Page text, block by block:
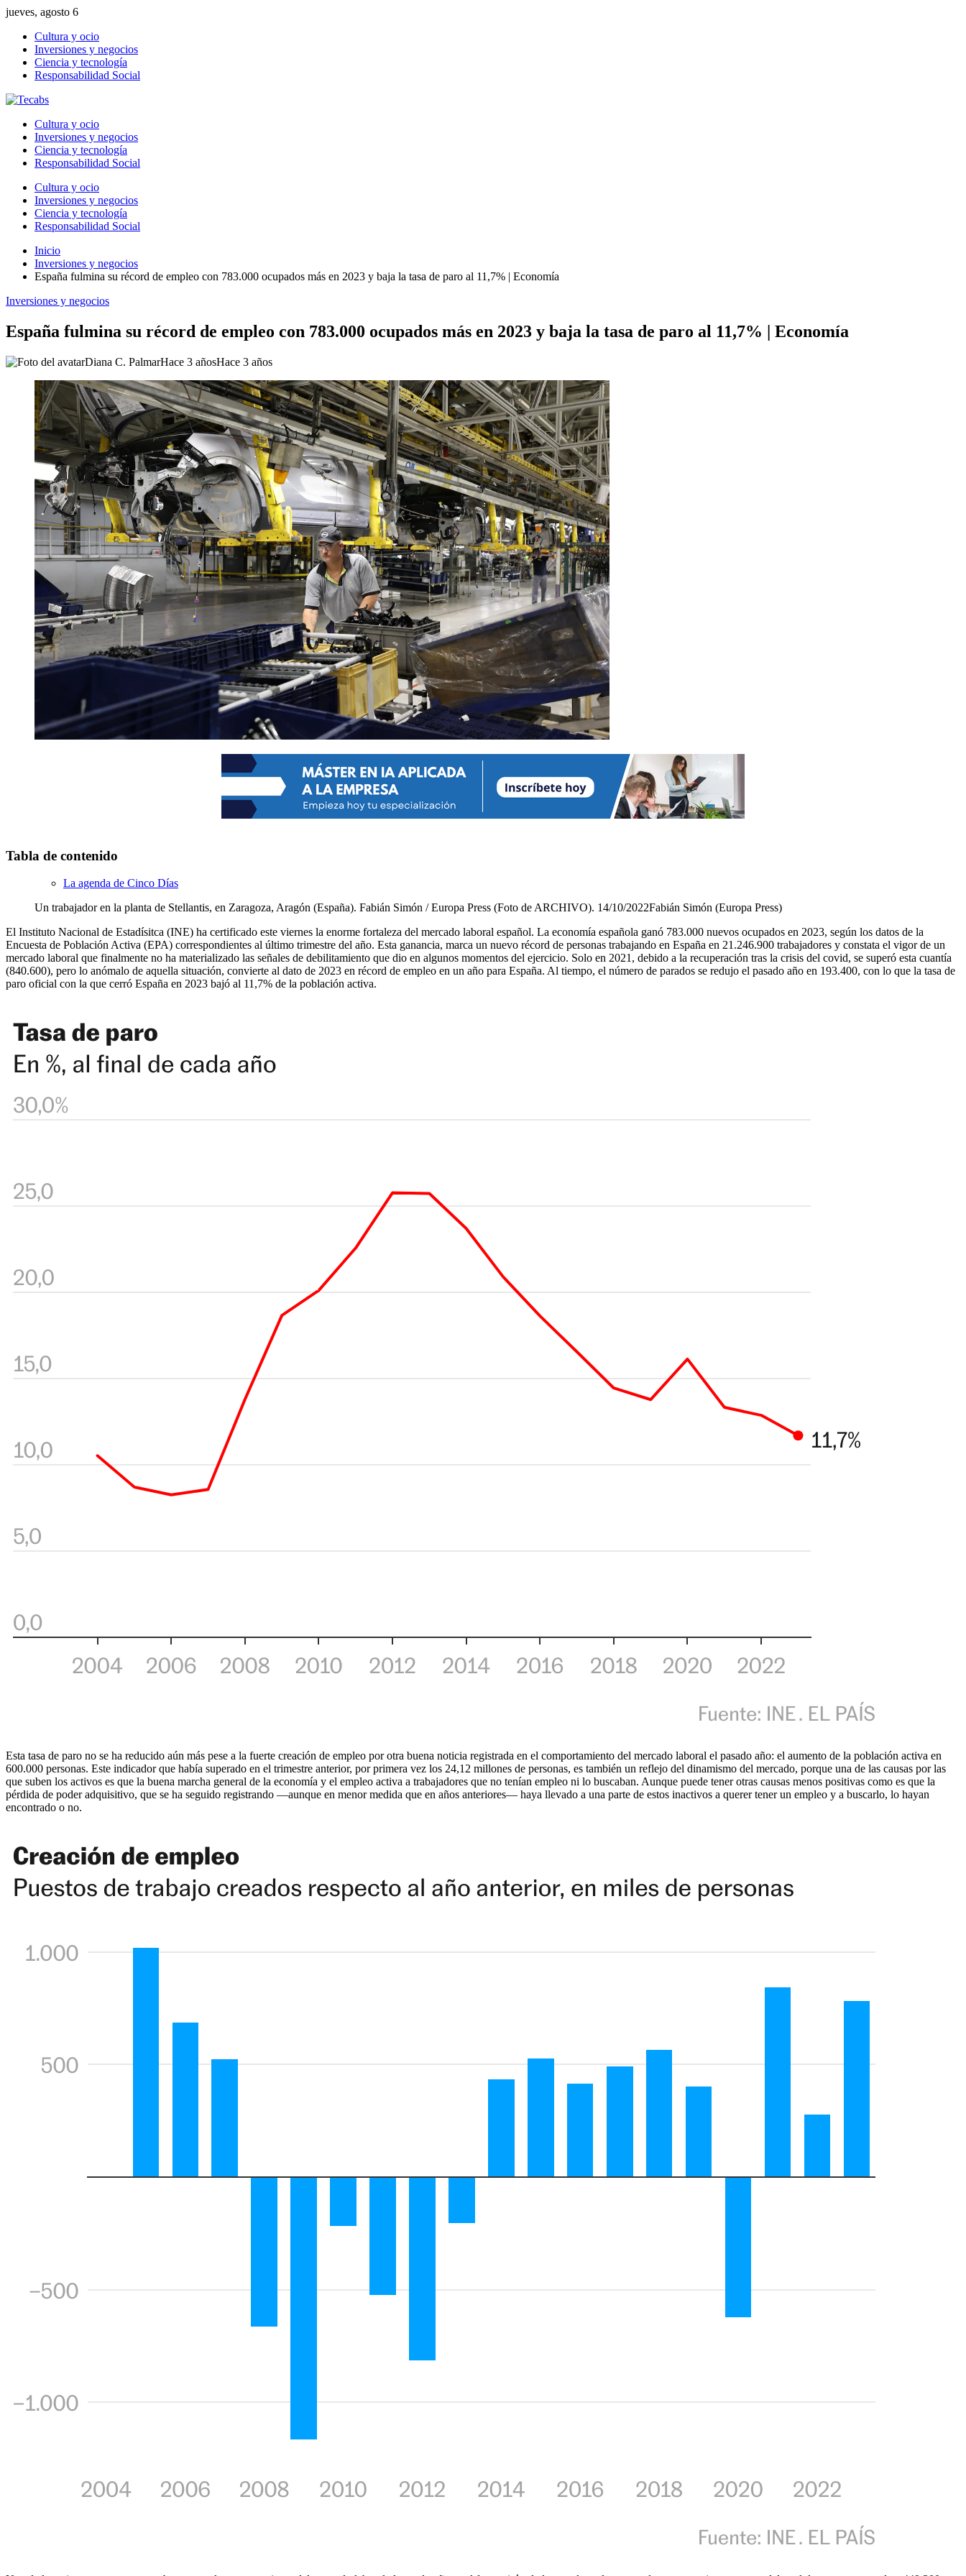
jueves, agosto 6
Cultura y ocio
Inversiones y negocios
Ciencia y tecnología
Responsabilidad Social
Cultura y ocio
Inversiones y negocios
Ciencia y tecnología
Responsabilidad Social
Cultura y ocio
Inversiones y negocios
Ciencia y tecnología
Responsabilidad Social
Inicio
Inversiones y negocios
España fulmina su récord de empleo con 783.000 ocupados más en 2023 y baja la tasa de paro al 11,7% | Economía
Inversiones y negocios
España fulmina su récord de empleo con 783.000 ocupados más en 2023 y baja la tasa de paro al 11,7% | Economía
Diana C. PalmarHace 3 añosHace 3 años
Tabla de contenido
La agenda de Cinco Días
Un trabajador en la planta de Stellantis, en Zaragoza, Aragón (España). Fabián Simón / Europa Press (Foto de ARCHIVO). 14/10/2022Fabián Simón (Europa Press)
El Instituto Nacional de Estadísitca (INE) ha certificado este viernes la enorme fortaleza del mercado laboral español. La economía española ganó 783.000 nuevos ocupados en 2023, según los datos de la
Encuesta de Población Activa (EPA) correspondientes al último trimestre del año. Esta ganancia, marca un nuevo récord de personas trabajando en España en 21.246.900 trabajadores y constata el vigor de un
mercado laboral que finalmente no ha materializado las señales de debilitamiento que dio en algunos momentos del ejercicio. Solo en 2021, debido a la recuperación tras la crisis del covid, se superó esta cuantía
(840.600), pero lo anómalo de aquella situación, convierte al dato de 2023 en récord de empleo en un año para España. Al tiempo, el número de parados se redujo el pasado año en 193.400, con lo que la tasa de
paro oficial con la que cerró España en 2023 bajó al 11,7% de la población activa.
Esta tasa de paro no se ha reducido aún más pese a la fuerte creación de empleo por otra buena noticia registrada en el comportamiento del mercado laboral el pasado año: el aumento de la población activa en
600.000 personas. Este indicador que había superado en el trimestre anterior, por primera vez los 24,12 millones de personas, es también un reflejo del dinamismo del mercado, porque una de las causas por las
que suben los activos es que la buena marcha general de la economía y el empleo activa a trabajadores que no tenían empleo ni lo buscaban. Aunque puede tener otras causas menos positivas como es que la
pérdida de poder adquisitivo, que se ha seguido registrando —aunque en menor medida que en años anteriores— haya llevado a una parte de estos inactivos a querer tener un empleo y a buscarlo, lo hayan
encontrado o no.